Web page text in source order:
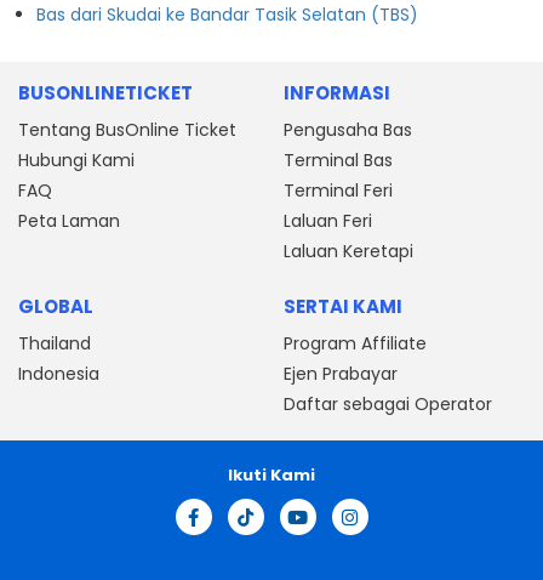
Bas dari Skudai ke Bandar Tasik Selatan (TBS)
BUSONLINETICKET
Tentang BusOnline Ticket
Hubungi Kami
FAQ
Peta Laman
INFORMASI
Pengusaha Bas
Terminal Bas
Terminal Feri
Laluan Feri
Laluan Keretapi
GLOBAL
Thailand
Indonesia
SERTAI KAMI
Program Affiliate
Ejen Prabayar
Daftar sebagai Operator
Ikuti Kami